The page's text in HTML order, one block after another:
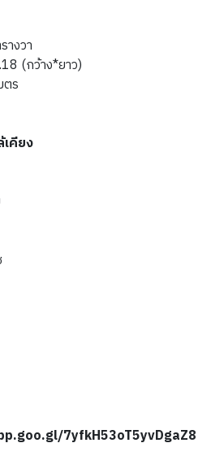
งวา
(กว้าง*ยาว)
ร
เคียง
7yfkH53oT5yvDgaZ8